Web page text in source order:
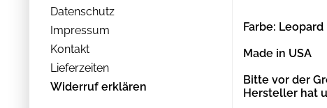
Datenschutz
Impressum
Kontakt
Lieferzeiten
Widerruf erklären
Farbe: Leopard
Made in USA
Bitte vor der
Hersteller hat